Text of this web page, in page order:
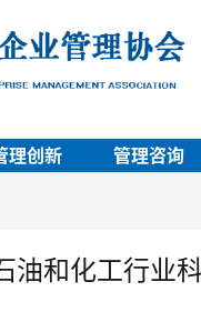
理创新 管理咨询
和化工行业